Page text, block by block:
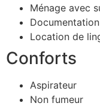
Ménage avec
Location de
Conforts
Aspirateur
Non fumeur